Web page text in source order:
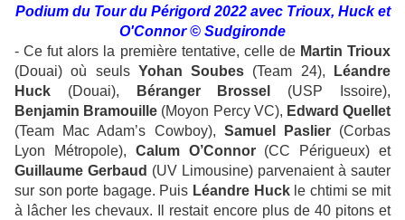
Podium du Tour du Périgord 2022 avec Trioux, Huck et
O'Connor© Sudgironde
- Ce fut alors la première tentative, celle de Martin Trioux
(Douai) où seuls Yohan Soubes (Team 24),
Léandre
Huck (Douai), Béranger Brossel
(USP Issoire),
Benjamin Bramouille (Moyon Percy VC), Edward Quellet
(Team Mac Adam’s Cowboy), Samuel Paslier(Corbas
Lyon Métropole), Calum O’Connor(CC Périgueux) et
Guillaume Gerbaud (UV Limousine) parvenaient à sauter
sur son porte bagage. Puis Léandre Huckle chtimi se mit
à lâcher les chevaux. Il restait encore plus de 40 pitons et